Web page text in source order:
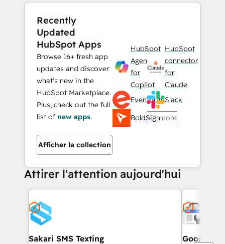
Recently
Updated
HubSpot Apps
Browse 16+ fresh app
updates and discover
what’s new in the
HubSpot Marketplace.
Plus, check out the full
list of new apps.
Afficher la collection
HubSpot
Agent
for
Copilot
HubSpot
connector
for
Claude
EventbriteSlack
BoldSign+11 more
Attirer l'attention aujourd'hui
Sakari SMS Texting Google